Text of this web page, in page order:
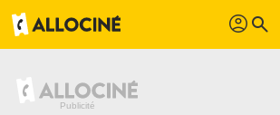
profil search